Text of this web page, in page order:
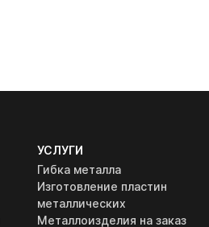
УСЛУГИ
Гибка металла
Изготовление пластин
металлических
Металлоизделия на заказ